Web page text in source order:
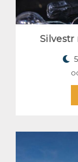
Silvestr